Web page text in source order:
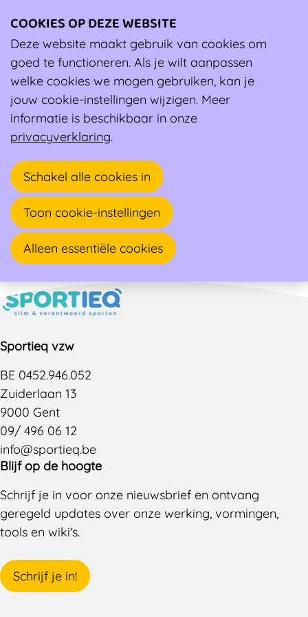
Ambassadeur
Dieter De Clercq
Olmestraat 15
1785 BRUSSEGEM
Naar overzicht
Sportieq vzw
BE 0452.946.052
Zuiderlaan 13
9000 Gent
09/ 496 06 12
info@sportieq.be
Blijf op de hoogte
Schrijf je in voor onze nieuwsbrief en ontvang
geregeld updates over onze werking, vormingen,
tools en wiki's.
Schrijf je in!
COOKIES OP DEZE WEBSITE
Deze website maakt gebruik van cookies om
goed te functioneren. Als je wilt aanpassen
welke cookies we mogen gebruiken, kan je
jouw cookie-instellingen wijzigen. Meer
informatie is beschikbaar in onze
privacyverklaring.
Schakel alle cookies in
Toon cookie-instellingen
Alleen essentiële cookies